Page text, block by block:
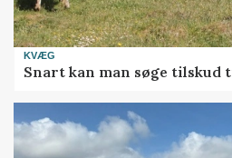
KVÆG
Snart kan man søge